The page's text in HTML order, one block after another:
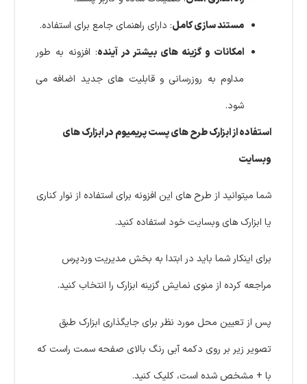
مستند سازی کامل: دارای راهنمای جامع برای استفاده.
امکانات و گزینه‌ های بیشتر در آینده: افزونه به طور
مداوم به‌ روزرسانی و قابلیت‌ های جدید اضافه می‌
شود.
استفاده از ابزارک طرح های پست پریمیوم در ابزارک های
وبسایت
شما میتوانید از طرح های این افزونه برای استفاده از نوار کناری
یا ابزارک های وبسایت خود استفاده کنید.
برای اینکار شما باید در ابتدا به بخش مدیریت وردپرس
مراجعه کرده از منوی نمایش گزینه ابزارک را انتخاب کنید.
پس از تعیین محل مورد نظر برای جایگذاری ابزارک طبق
تصویر زیر بر روی دکمه آبی رنگ بالای صفحه سمت راست که
با + مشخص شده است، کلیک کنید.